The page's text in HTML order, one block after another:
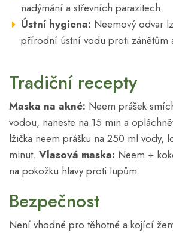
nadýmání a střevních parazitech.
Ústní hygiena: Neemový odvar
přírodní ústní vodu proti zánětům
Tradiční recepty
Maska na akné: Neem prášek
vodou, naneste na 15 min a
lžička neem prášku na 250 ml vody,
minut. Vlasová maska: Neem +
na pokožku hlavy proti lupům.
Bezpečnost
Není vhodné pro těhotné a kojící